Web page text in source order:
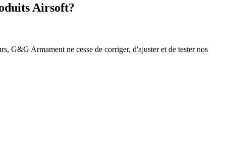
Airsoft?
G&G Armament ne cesse de corriger, d'ajuster et de tester nos